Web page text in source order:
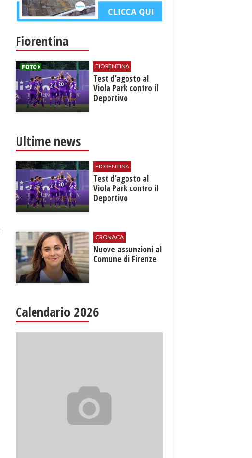
Fiorentina
FIORENTINA
Test d’agosto al
Viola Park contro il
Deportivo
Ultime news
FIORENTINA
Test d’agosto al
Viola Park contro il
Deportivo
CRONACA
Nuove assunzioni al
Comune di Firenze
Calendario 2026